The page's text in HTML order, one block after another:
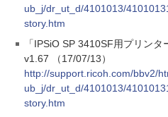
ub_j/dr_ut_d/4101013/
story.htm
「IPSiO SP 3410SF用プリンタ
v1.67 （17/07/13）
http://support.ricoh.com/bbv2/
ub_j/dr_ut_d/4101013/
story.htm